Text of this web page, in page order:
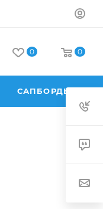
0 0
САПБОРДЫ